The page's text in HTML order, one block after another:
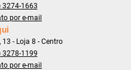
3274-1663
por e-mail
- Loja 8 - Centro
3278-1199
por e-mail